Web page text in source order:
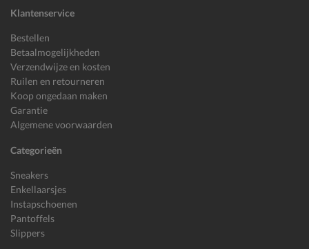
Klantenservice
Bestellen
Betaalmogelijkheden
Verzendwijze en kosten
Ruilen en retourneren
Koop ongedaan maken
Garantie
Algemene voorwaarden
Categorieën
Sneakers
Enkellaarsjes
Instapschoenen
Pantoffels
Slippers